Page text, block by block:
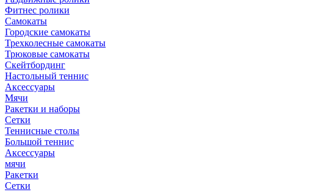
Фитнес ролики
Самокаты
Городские самокаты
Трехколесные самокаты
Трюковые самокаты
Скейтбординг
Настольный теннис
Аксессуары
Мячи
Ракетки и наборы
Сетки
Теннисные столы
Большой теннис
Аксессуары
мячи
Ракетки
Сетки